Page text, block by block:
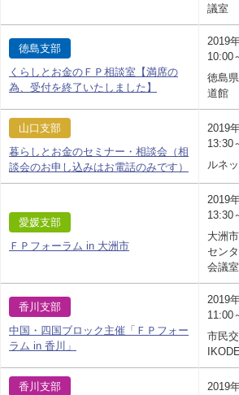
議室
徳島支部
くらしとお金のＦＰ相談室【満席の
為、受付を終了いたしました】
2019
10:00
徳島
道館
山口支部
暮らしとお金のセミナー・相談会（相
談会のお申し込みはお電話のみです）
2019
13:30
ルネ
愛媛支部
ＦＰフォーラム in 大洲市
2019
13:30
大洲
セン
会議室
香川支部
中国・四国ブロック主催「ＦＰフォー
ラム in 香川」
2019
11:00
市民
香川支部
2019